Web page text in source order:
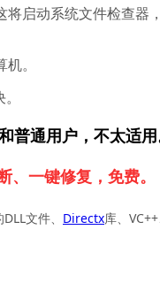
将启动系统文件检查器
。
通用户，不太适用
、一键修复，免费。
文件、 Directx库、